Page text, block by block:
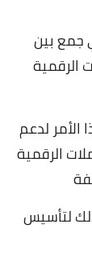
جمع بين
الرقمية
الأمر لدعم
الرقمية
لتأسيس